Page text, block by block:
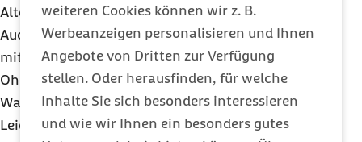
weiteren Cookies können wir z. B.
Werbeanzeigen personalisieren und Ihnen
Angebote von Dritten zur Verfügung
stellen. Oder herausfinden, für welche
Inhalte Sie sich besonders interessieren
und wie wir Ihnen ein besonders gutes
Alternativ gibt es Produkte auf chemischer Basis.
Auch mit körperwarmem Kamillentee oder einfach
mit warmem Wasser lässt sich eine Spülung zur
Ohrenreinigung herstellen. Das alles ist besser, als
Wattestäbchen zu verwenden.
Leiden Sie an trockenen Ohren? Dann können Sie